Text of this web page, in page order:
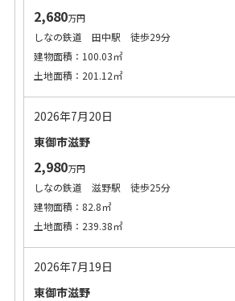
2,680万円
しなの鉄道 田中駅 徒歩29分
建物面積：100.03㎡
土地面積：201.12㎡
2026年7月20日
東御市滋野
2,980万円
しなの鉄道 滋野駅 徒歩25分
建物面積：82.8㎡
土地面積：239.38㎡
2026年7月19日
東御市滋野